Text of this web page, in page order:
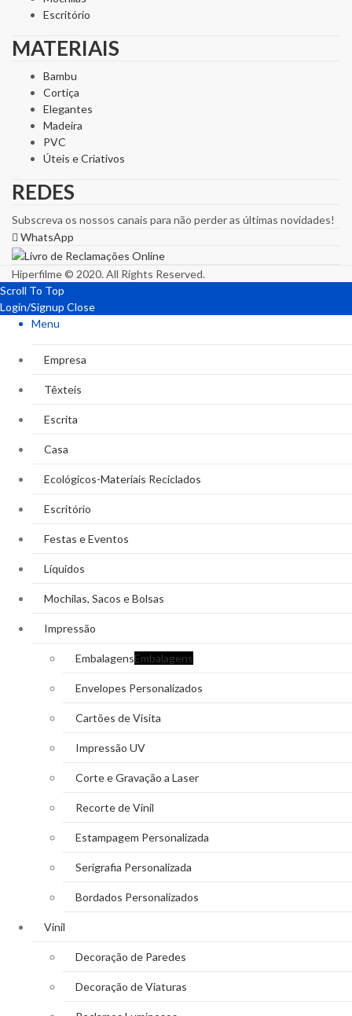
Escritório
MATERIAIS
Bambu
Cortiça
Elegantes
Madeira
PVC
Úteis e Criativos
REDES
Subscreva os nossos canais para não perder as últimas novidades!
WhatsApp
Hiperfilme © 2020. All Rights Reserved.
Scroll To Top
Login/Signup Close
Menu
Empresa
Têxteis
Escrita
Casa
Ecológicos-Materiais Reciclados
Escritório
Festas e Eventos
Líquidos
Mochilas, Sacos e Bolsas
Impressão
EmbalagensEmbalagens
Envelopes Personalizados
Cartões de Visita
Impressão UV
Corte e Gravação a Laser
Recorte de Vinil
Estampagem Personalizada
Serigrafia Personalizada
Bordados Personalizados
Vinil
Decoração de Paredes
Decoração de Viaturas